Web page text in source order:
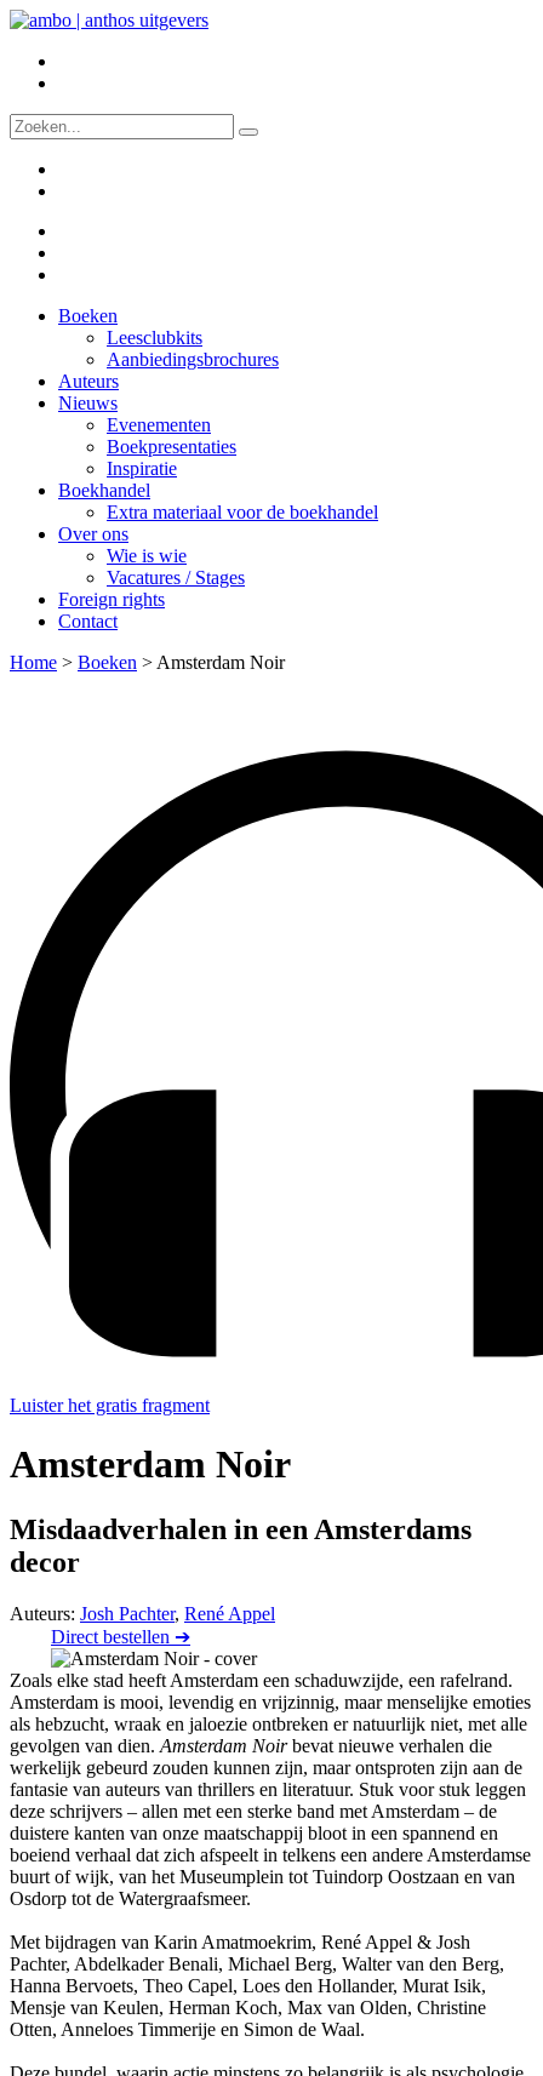
Boeken
Leesclubkits
Aanbiedingsbrochures
Auteurs
Nieuws
Evenementen
Boekpresentaties
Inspiratie
Boekhandel
Extra materiaal voor de boekhandel
Over ons
Wie is wie
Vacatures / Stages
Foreign rights
Contact
Home > Boeken > Amsterdam Noir
Luister het gratis fragment
Amsterdam Noir
Misdaadverhalen in een Amsterdams
decor
Auteurs: Josh Pachter, René Appel
Direct bestellen ➔
Zoals elke stad heeft Amsterdam een schaduwzijde, een rafelrand.
Amsterdam is mooi, levendig en vrijzinnig, maar menselijke emoties
als hebzucht, wraak en jaloezie ontbreken er natuurlijk niet, met alle
gevolgen van dien. Amsterdam Noirbevat nieuwe verhalen die
werkelijk gebeurd zouden kunnen zijn, maar ontsproten zijn aan de
fantasie van auteurs van thrillers en literatuur. Stuk voor stuk leggen
deze schrijvers – allen met een sterke band met Amsterdam – de
duistere kanten van onze maatschappij bloot in een spannend en
boeiend verhaal dat zich afspeelt in telkens een andere Amsterdamse
buurt of wijk, van het Museumplein tot Tuindorp Oostzaan en van
Osdorp tot de Watergraafsmeer.
Met bijdragen van Karin Amatmoekrim, René Appel & Josh
Pachter, Abdelkader Benali, Michael Berg, Walter van den Berg,
Hanna Bervoets, Theo Capel, Loes den Hollander, Murat Isik,
Mensje van Keulen, Herman Koch, Max van Olden, Christine
Otten, Anneloes Timmerije en Simon de Waal.